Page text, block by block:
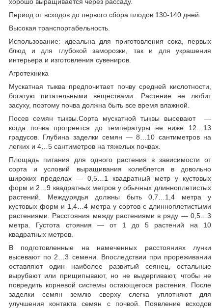
Период от всходов до первого сбора плодов 130-140 дней.
Высокая транспортабельность.
Использование: идеальна для приготовления сока, первых
блюд и для глубокой заморозки, так и для украшения
интерьера и изготовления сувениров.
Агротехника
Мускатная тыква предпочитает почву средней кислотности,
богатую питательными веществами. Растение не любит
засуху, поэтому почва должна быть все время влажной.
Посев семян тыквы.Сорта мускатной тыквы высевают —
когда почва прогреется до температуры не ниже 12…13
градусов. Глубина заделки семян — 8…10 сантиметров на
легких и 4…5 сантиметров на тяжелых почвах.
Площадь питания для одного растения в зависимости от
сорта и условий выращивания колеблется в довольно
широких пределах — 0,5…1 квадратный метр у кустовых
форм и 2…9 квадратных метров у обычных длинноплетистых
растений. Междурядья должны быть 0,7…1,4 метра у
кустовых форм и 1,4…4 метра у сортов с длинноплетистыми
растениями. Расстояния между растениями в ряду — 0,5…3
метра. Густота стояния — от 1 до 5 растений на 10
квадратных метров.
В подготовленные на намеченных расстояниях лунки
высевают по 2…3 семени. Впоследствии при прореживании
оставляют один наиболее развитый сеянец, остальные
вырубают или прищипывают, но не выдергивают, чтобы не
повредить корневой системы остающегося растения. После
заделки семян землю сверху слегка уплотняют для
улучшения контакта семян с почвой. Появление всходов